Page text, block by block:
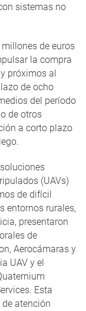
sistemas no
de euros
la compra
próximos al
de ocho
del período
de otros
a corto plazo
(UAVs)
de difícil
entornos rurales,
presentaron
de
Aerocámaras y
UAV y el
Esta
atención